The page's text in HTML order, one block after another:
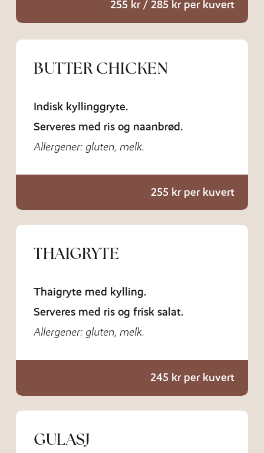
255 kr / 285 kr per kuvert
BUTTER CHICKEN
Indisk kyllinggryte.
Serveres med ris og naanbrød.
Allergener: gluten, melk.
255 kr per kuvert
THAIGRYTE
Thaigryte med kylling.
Serveres med ris og frisk salat.
Allergener: gluten, melk.
245 kr per kuvert
GULASJ